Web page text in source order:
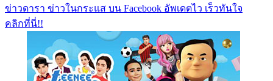
ข่าวดารา ข่าวในกระแส บน Facebook อัพเดตไว เร็วทันใจ
คลิกที่นี่!!